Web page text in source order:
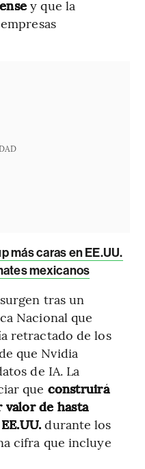
y que la
más caras en EE.UU.
mexicanos
tras un
Nacional que
retractado de los
que Nvidia
de IA. La
que construirá
de hasta
durante los
cifra que incluye